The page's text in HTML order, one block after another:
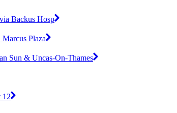
Backus Hosp
Plaza
Sun & Uncas-On-Thames
12